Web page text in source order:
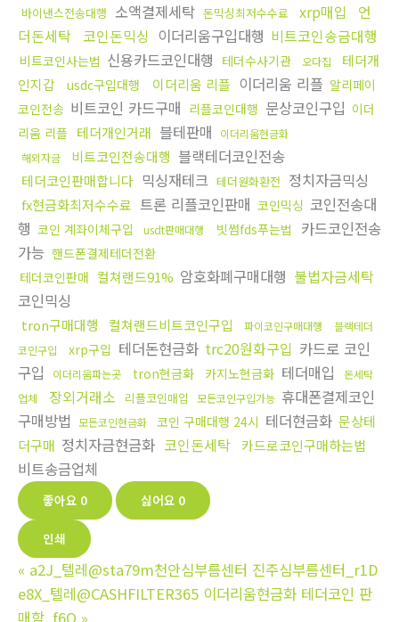
바이낸스전송대행 소액결제세탁 돈믹싱최저수수료 xrp매입
언
더돈세탁 코인돈믹싱 이더리움구입대행 비트코인송금대행
비트코인사는법 신용카드코인대행 테더수사기관 오다집
테더개
인지갑
usdc구입대행 이더리움 리플 이더리움 리플 알리페이
코인전송 비트코인 카드구매 리플코인대행 문상코인구입 이더
리움 리플 테더개인거래 블테판매
이더리움현금화
해외자금
비트코인전송대행 블랙테더코인전송
테더코인판매합니다 믹싱재테크 테더원화환전 정치자금믹싱
fx현금화최저수수료 트론 리플코인판매 코인믹싱 코인전송대
행 코인 계좌이체구입 usdt판매대행 빗썸fds푸는법
카드코인전송
가능 핸드폰결제테더전환
테더코인판매 컬쳐랜드91% 암호화폐구매대행 불법자금세탁
코인믹싱
tron구매대행 컬쳐랜드비트코인구입 파이코인구매대행
블랙테더
코인구입
xrp구입 테더돈현금화 trc20원화구입 카드로 코인
구입
이더리움파는곳 tron현금화 카지노현금화 테더매입
돈세탁
업체
장외거래소 리플코인매입 모든코인구입가능 휴대폰결제코인
구매방법 모든코인현금화 코인 구매대행 24시 테더현금화 문상테
더구매 정치자금현금화 코인돈세탁 카드로코인구매하는법
비트송금업체
좋아요 0 싫어요 0
인쇄
« a2J_텔레@sta79m천안심부름센터 진주심부름센터_r1D
e8X_텔레@CASHFILTER365 이더리움현금화 테더코인 판